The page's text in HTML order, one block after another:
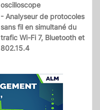
oscilloscope
- Analyseur de protocoles
sans fil en simultané du
trafic Wi-Fi 7, Bluetooth et
802.15.4